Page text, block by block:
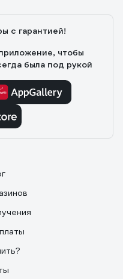
с гарантией!
чтобы
была под рукой